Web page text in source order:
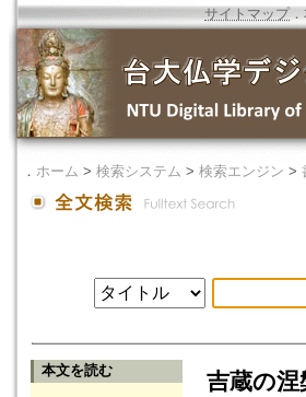
サイトマップ．
． ホーム > 検索システム > 検索エンジン >
本文を読む
吉蔵の